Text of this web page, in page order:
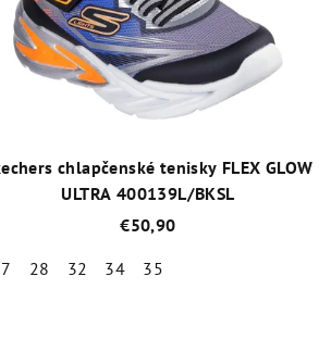
chlapčenské tenisky FLEX GLOW
ULTRA 400139L/BKSL
€50,90
28 32 34 35